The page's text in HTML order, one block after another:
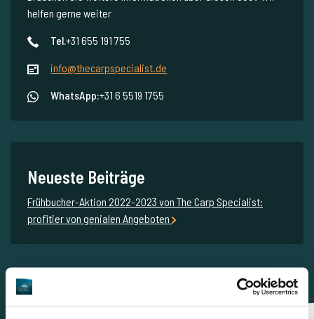
helfen gerne weiter
Tel.+31 655 191 755
info@thecarpspecialist.de
WhatsApp:+31 6 5519 1755
Neueste Beiträge
Frühbucher-Aktion 2022-2023 von The Carp Specialist:
profitier von genialen Angeboten